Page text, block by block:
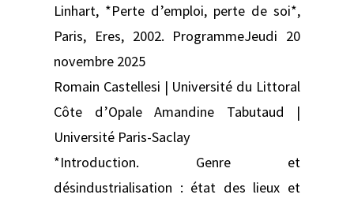
Linhart, *Perte d’emploi, perte de soi*,
Paris, Eres, 2002. ProgrammeJeudi 20
novembre 2025
Romain Castellesi | Université du Littoral
Côte d’Opale Amandine Tabutaud |
Université Paris-Saclay
*Introduction. Genre et
désindustrialisation : état des lieux et